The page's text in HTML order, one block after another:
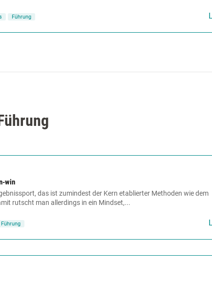
Führung
win
das ist zumindest der Kern etablierter Methoden wie dem
rutscht man allerdings in ein Mindset,...
Führung